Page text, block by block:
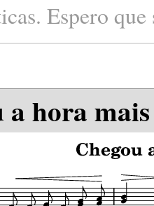
Espero
a hora